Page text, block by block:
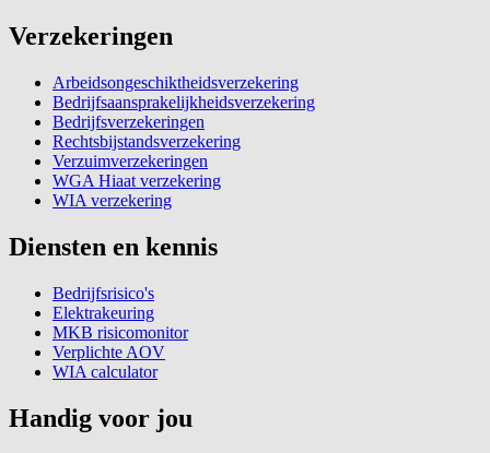
Verzekeringen
Arbeidsongeschiktheidsverzekering
Bedrijfsaansprakelijkheidsverzekering
Bedrijfsverzekeringen
Rechtsbijstandsverzekering
Verzuimverzekeringen
WGA Hiaat verzekering
WIA verzekering
Diensten en kennis
Bedrijfsrisico's
Elektrakeuring
MKB risicomonitor
Verplichte AOV
WIA calculator
Handig voor jou